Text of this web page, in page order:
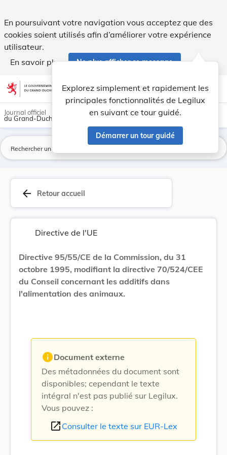
En poursuivant votre navigation vous acceptez que des
cookies soient utilisés afin d’améliorer votre expérience
utilisateur.
En savoir plus
Ne plus afficher ce message
Aller au contenu account_circle help Aide
Explorez simplement et rapidement les
principales fonctionnalités de Legilux
en suivant ce tour guidé.
Démarrer un tour guidé
light_mode dark_mode
Journal officiel
du Grand-Duché de Luxembourg
arrow_back Retour accueil
Directive de l'UE
Directive 95/55/CE de la Commission, du 31
octobre 1995, modifiant la directive 70/524/CEE
du Conseil concernant les additifs dans
l'alimentation des animaux.
infoDocument externe
Des métadonnées du document sont
disponibles; cependant le texte
intégral n'est pas publié sur Legilux.
Vous pouvez :
open_in_new Consulter le texte sur EUR-Lex